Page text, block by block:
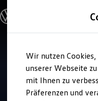
Hauptinhalt
springen
Footer
springen
Modelle &
Modelle
Oldtimer
Bulli
Branchenlösungen &
Service
5|38
Wir nutzen
unserer Webseite
mit Ihnen zu
Präferenzen und